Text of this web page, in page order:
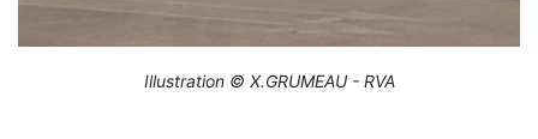
Illustration © X.GRUMEAU - RVA